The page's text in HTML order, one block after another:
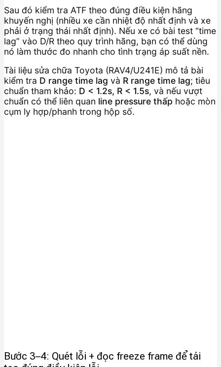
Sau đó kiểm tra ATF theo đúng điều kiện hãng
khuyến nghị (nhiều xe cần nhiệt độ nhất định và xe
phải ở trạng thái nhất định). Nếu xe có bài test “time
lag” vào D/R theo quy trình hãng, bạn có thể dùng
nó làm thước đo nhanh cho tình trạng áp suất nền.
Tài liệu sửa chữa Toyota (RAV4/U241E) mô tả bài
kiểm tra D range time lag và R range time lag; tiêu
chuẩn tham khảo: D < 1.2s, R < 1.5s, và nếu vượt
chuẩn có thể liên quan line pressure thấp hoặc mòn
cụm ly hợp/phanh trong hộp số.
Bước 3–4: Quét lỗi + đọc freeze frame để tái